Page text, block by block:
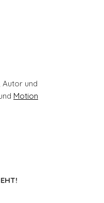
Autor und
Motion